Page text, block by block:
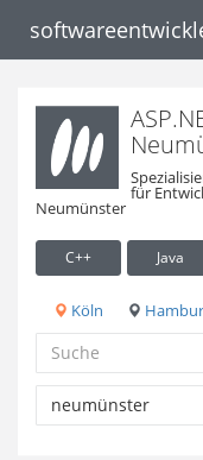
für
Neumünster
C++ Java
Köln